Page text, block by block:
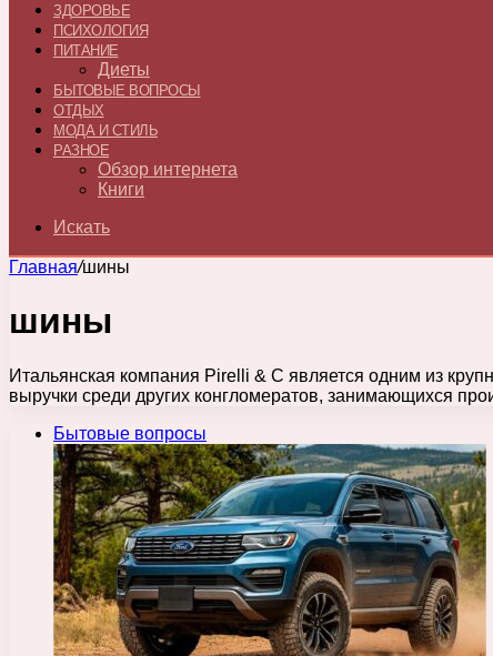
ЗДОРОВЬЕ
ПСИХОЛОГИЯ
ПИТАНИЕ
Диеты
БЫТОВЫЕ ВОПРОСЫ
ОТДЫХ
МОДА И СТИЛЬ
РАЗНОЕ
Обзор интернета
Книги
Искать
Главная/шины
шины
Итальянская компания Pirelli & C является одним из
выручки среди других конгломератов, занимающихся
Бытовые вопросы